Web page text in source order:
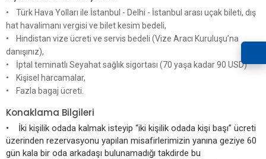
• Türk Hava Yolları ile İstanbul - Delhi - İstanbul arası uçak bileti, dış
hat havalimanı vergisi ve bilet kesim bedeli,
• Hindistan vize ücreti ve servis bedeli (Vize Aracı Kuruluşu’na
danışınız),
• İptal teminatlı Seyahat sağlık sigortası (70 yaşa kadar 90 USD)
• Kişisel harcamalar,
• Fazla bagaj ücreti.
Konaklama Bilgileri
• İki kişilik odada kalmak isteyip “iki kişilik odada kişi başı” ücreti
üzerinden rezervasyonu yapılan misafirlerimizin yanına geziye 60
gün kala bir oda arkadaşı bulunamadığı takdirde bu